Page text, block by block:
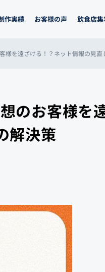
作実績 お客様の声 飲食店
様を遠ざける！？ネット情報の見
のお客様を
解決策